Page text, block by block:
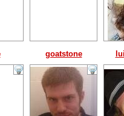
goatstone